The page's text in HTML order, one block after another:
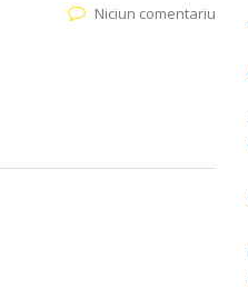
Niciun comentariu